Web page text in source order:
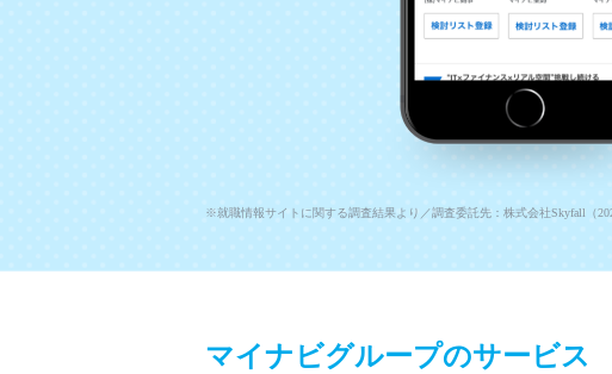
※就職情報サイトに関する調査結果より／調査委託先：株式会社Skyfall（
マイナビグループのサービス